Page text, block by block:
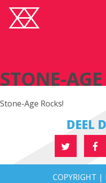
STONE-
Stone-Age Rocks!
DEEL
COPYRIGHT |